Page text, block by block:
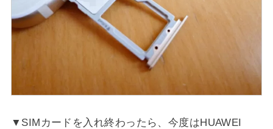
▼SIMカードを入れ終わったら、今度はHUAWEI